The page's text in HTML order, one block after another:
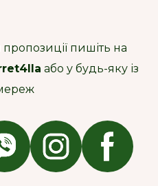
пишіть на
або у будь-яку із